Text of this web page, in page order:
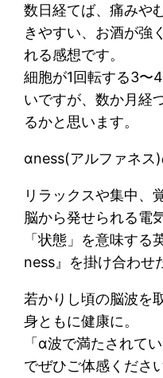
数日経てば、痛みや
きやすい、お酒が強
れる感想です。
細胞が1回転する3〜
いですが、数か月経
るかと思います。
αness(アルファネス
リラックスや集中、
脳から発せられる電
「状態」を意味する
ness』を掛け合わせ
若かりし頃の脳波を
身ともに健康に。
「α波で満たされて
でぜひご体感ください